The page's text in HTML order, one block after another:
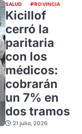
SALUD PROVINCIA
Kicillof
cerró la
paritaria
con los
médicos:
cobrarán
un 7% en
dos tramos
21 julio, 2026